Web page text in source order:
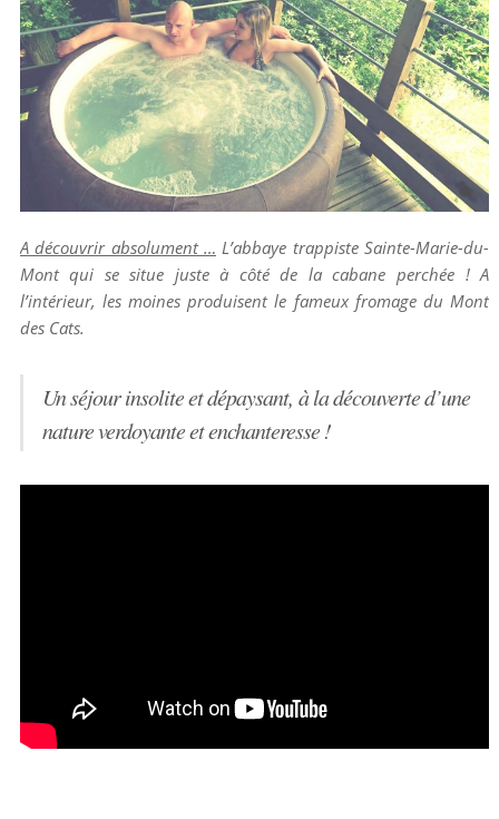
A découvrir absolument … L’abbaye trappiste Sainte-Marie-du-
Mont qui se situe juste à côté de la cabane perchée ! A
l’intérieur, les moines produisent le fameux fromage du Mont
des Cats.
Un séjour insolite et dépaysant, à la découverte d’une
nature verdoyante et enchanteresse !